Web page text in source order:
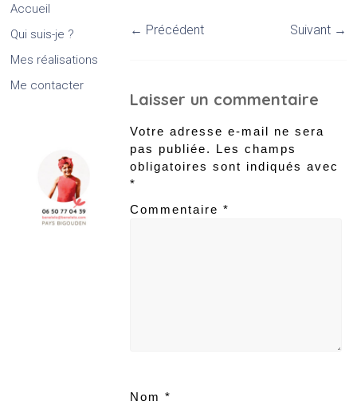
← Précédent Suivant →
Laisser un commentaire
Votre adresse e-mail ne sera
pas publiée. Les champs
obligatoires sont indiqués avec
*
Commentaire *
Nom *
Accueil
Qui suis-je ?
Mes réalisations
Me contacter